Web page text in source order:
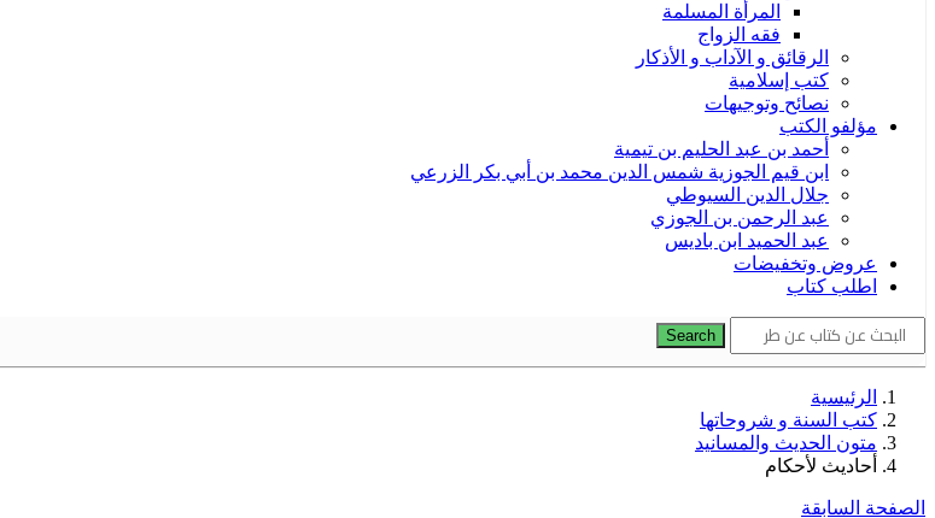
المرأة المسلمة
فقه الزواج
الرقائق و الآداب و الأذكار
كتب إسلامية
نصائح وتوجيهات
مؤلفو الكتب
أحمد بن عبد الحليم بن تيمية
ابن قيم الجوزية شمس الدين محمد بن أبي بكر الزرعي
جلال الدين السيوطي
عبد الرحمن بن الجوزي
عبد الحميد ابن باديس
عروض وتخفيضات
اطلب كتاب
Search
الرئيسية
كتب السنة و شروحاتها
متون الحديث والمسانيد
أحاديث لأحكام
الصفحة السابقة